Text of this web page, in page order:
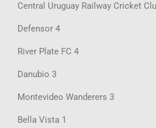
Central Uruguay Railway Cricket
Defensor 4
River Plate FC 4
Danubio 3
Montevideo Wanderers 3
Bella Vista 1